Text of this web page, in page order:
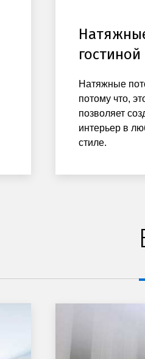
гостиной
Натяжные
потому что,
позволяет
интерьер в
стиле.